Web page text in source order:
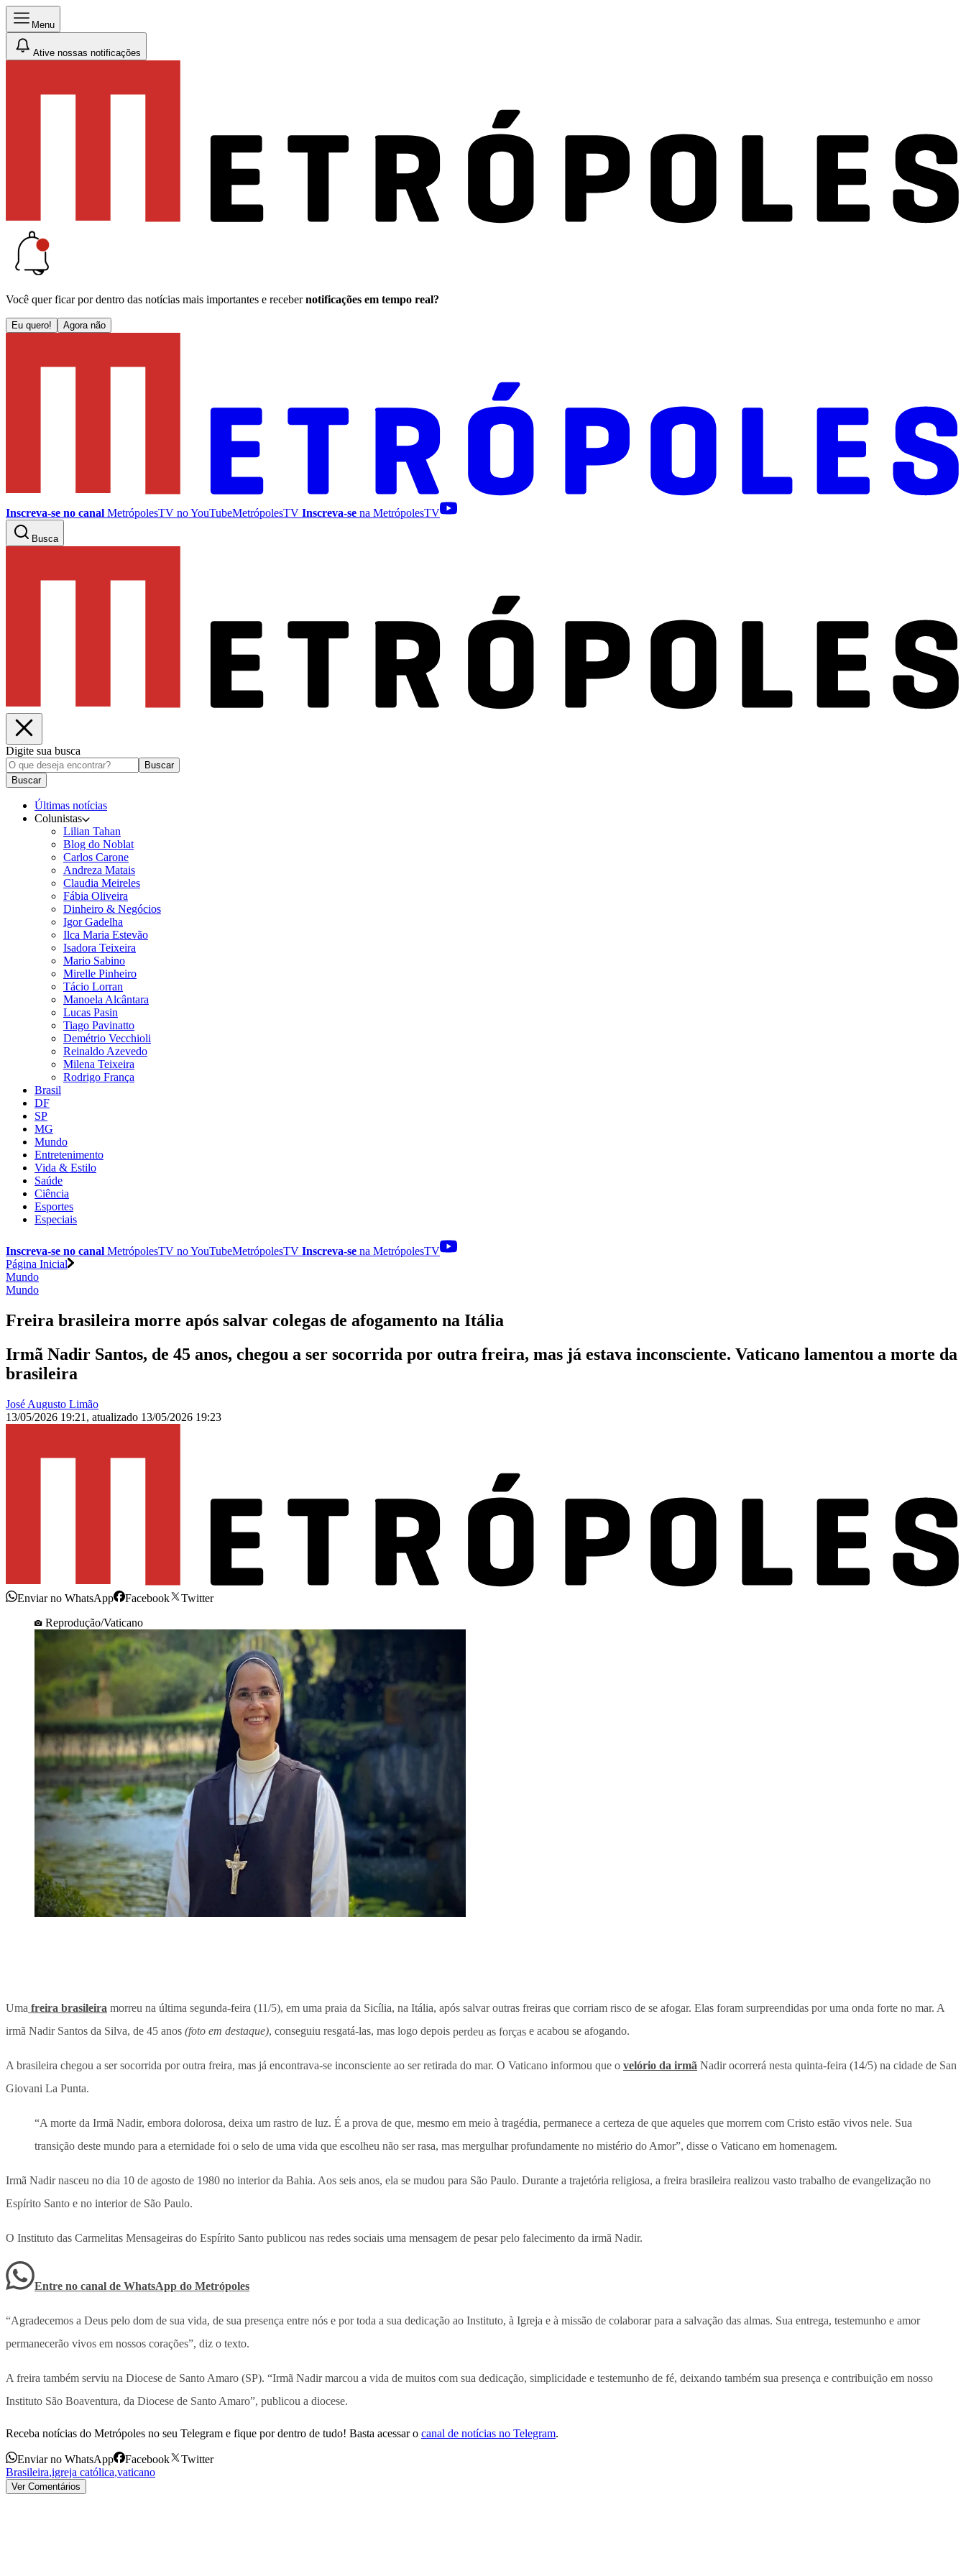
Menu
Ative nossas notificações
Você quer ficar por dentro das notícias mais importantes e receber notificações em tempo real?
Eu quero! Agora não
Inscreva-se no canal MetrópolesTV noYouTubeMetrópolesTV Inscreva-se na MetrópolesTV
Busca
Digite sua busca
Buscar
Buscar
Últimas notícias
Colunistas
Lilian Tahan
Blog do Noblat
Carlos Carone
Andreza Matais
Claudia Meireles
Fábia Oliveira
Dinheiro & Negócios
Igor Gadelha
Ilca Maria Estevão
Isadora Teixeira
Mario Sabino
Mirelle Pinheiro
Tácio Lorran
Manoela Alcântara
Lucas Pasin
Tiago Pavinatto
Demétrio Vecchioli
Reinaldo Azevedo
Milena Teixeira
Rodrigo França
Brasil
DF
SP
MG
Mundo
Entretenimento
Vida & Estilo
Saúde
Ciência
Esportes
Especiais
Inscreva-se no canal MetrópolesTV noYouTubeMetrópolesTV Inscreva-se na MetrópolesTV
Página Inicial
Mundo
Mundo
Freira brasileira morre após salvar colegas de afogamento na Itália
Irmã Nadir Santos, de 45 anos, chegou a ser socorrida por outra freira, mas já estava inconsciente. Vaticano lamentou a morte da
brasileira
José Augusto Limão
13/05/2026 19:21 , atualizado 13/05/2026 19:23
Enviar no WhatsApp Facebook
Twitter
Reprodução/Vaticano
Uma freira brasileira morreu na última segunda-feira (11/5), em uma praia da Sicília, na Itália, após salvar outras freiras que corriam risco de se afogar. Elas foram surpreendidas por uma onda forte no mar. A
irmã Nadir Santos da Silva, de 45 anos (foto em destaque), conseguiu resgatá-las, mas logo depois perdeu as forças e acabou se afogando.
A brasileira chegou a ser socorrida por outra freira, mas já encontrava-se inconsciente ao ser retirada do mar. O Vaticano informou que o velório da irmã Nadir ocorrerá nesta quinta-feira (14/5) na cidade de San
Giovani La Punta.
“A morte da Irmã Nadir, embora dolorosa, deixa um rastro de luz. É a prova de que, mesmo em meio à tragédia, permanece a certeza de que aqueles que morrem com Cristo estão vivos nele. Sua
transição deste mundo para a eternidade foi o selo de uma vida que escolheu não ser rasa, mas mergulhar profundamente no mistério do Amor”, disse o Vaticano em homenagem.
Irmã Nadir nasceu no dia 10 de agosto de 1980 no interior da Bahia. Aos seis anos, ela se mudou para São Paulo. Durante a trajetória religiosa, a freira brasileira realizou vasto trabalho de evangelização no
Espírito Santo e no interior de São Paulo.
O Instituto das Carmelitas Mensageiras do Espírito Santo publicou nas redes sociais uma mensagem de pesar pelo falecimento da irmã Nadir.
Entre no canal de WhatsApp do Metrópoles
“Agradecemos a Deus pelo dom de sua vida, de sua presença entre nós e por toda a sua dedicação ao Instituto, à Igreja e à missão de colaborar para a salvação das almas. Sua entrega, testemunho e amor
permanecerão vivos em nossos corações”, diz o texto.
A freira também serviu na Diocese de Santo Amaro (SP). “Irmã Nadir marcou a vida de muitos com sua dedicação, simplicidade e testemunho de fé, deixando também sua presença e contribuição em nosso
Instituto São Boaventura, da Diocese de Santo Amaro”, publicou a diocese.
Receba notícias do Metrópoles no seu Telegram e fique por dentro de tudo! Basta acessar o canal de notícias no Telegram.
Enviar no WhatsApp Facebook
Twitter
Brasileira,igreja católica,vaticano
Ver Comentários